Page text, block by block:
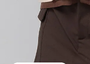
https://aftee.tw/terms/
３．未成年的使用者請事先
「AFTEE先享後付」，若
４．使用「AFTEE先享後
時審查核予不同之上限額度
請求用戶進行身份認證。